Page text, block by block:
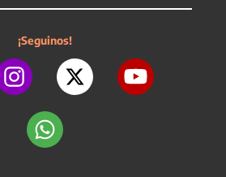
¡Seguinos!